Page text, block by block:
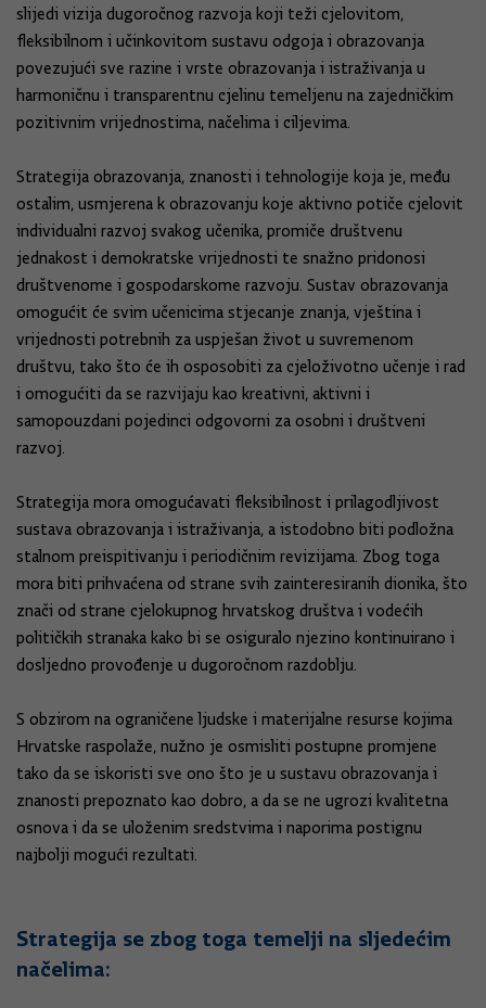
slijedi vizija dugoročnog razvoja koji teži cjelovitom,
fleksibilnom i učinkovitom sustavu odgoja i obrazovanja
povezujući sve razine i vrste obrazovanja i istraživanja u
harmoničnu i transparentnu cjelinu temeljenu na zajedničkim
pozitivnim vrijednostima, načelima i ciljevima.
Strategija obrazovanja, znanosti i tehnologije koja je, među
ostalim, usmjerena k obrazovanju koje aktivno potiče cjelovit
individualni razvoj svakog učenika, promiče društvenu
jednakost i demokratske vrijednosti te snažno pridonosi
društvenome i gospodarskome razvoju. Sustav obrazovanja
omogućit će svim učenicima stjecanje znanja, vještina i
vrijednosti potrebnih za uspješan život u suvremenom
društvu, tako što će ih osposobiti za cjeloživotno učenje i rad
i omogućiti da se razvijaju kao kreativni, aktivni i
samopouzdani pojedinci odgovorni za osobni i društveni
razvoj.
Strategija mora omogućavati fleksibilnost i prilagodljivost
sustava obrazovanja i istraživanja, a istodobno biti podložna
stalnom preispitivanju i periodičnim revizijama. Zbog toga
mora biti prihvaćena od strane svih zainteresiranih dionika, što
znači od strane cjelokupnog hrvatskog društva i vodećih
političkih stranaka kako bi se osiguralo njezino kontinuirano i
dosljedno provođenje u dugoročnom razdoblju.
S obzirom na ograničene ljudske i materijalne resurse kojima
Hrvatske raspolaže, nužno je osmisliti postupne promjene
tako da se iskoristi sve ono što je u sustavu obrazovanja i
znanosti prepoznato kao dobro, a da se ne ugrozi kvalitetna
osnova i da se uloženim sredstvima i naporima postignu
najbolji mogući rezultati.
Strategija se zbog toga temelji na sljedećim
načelima: